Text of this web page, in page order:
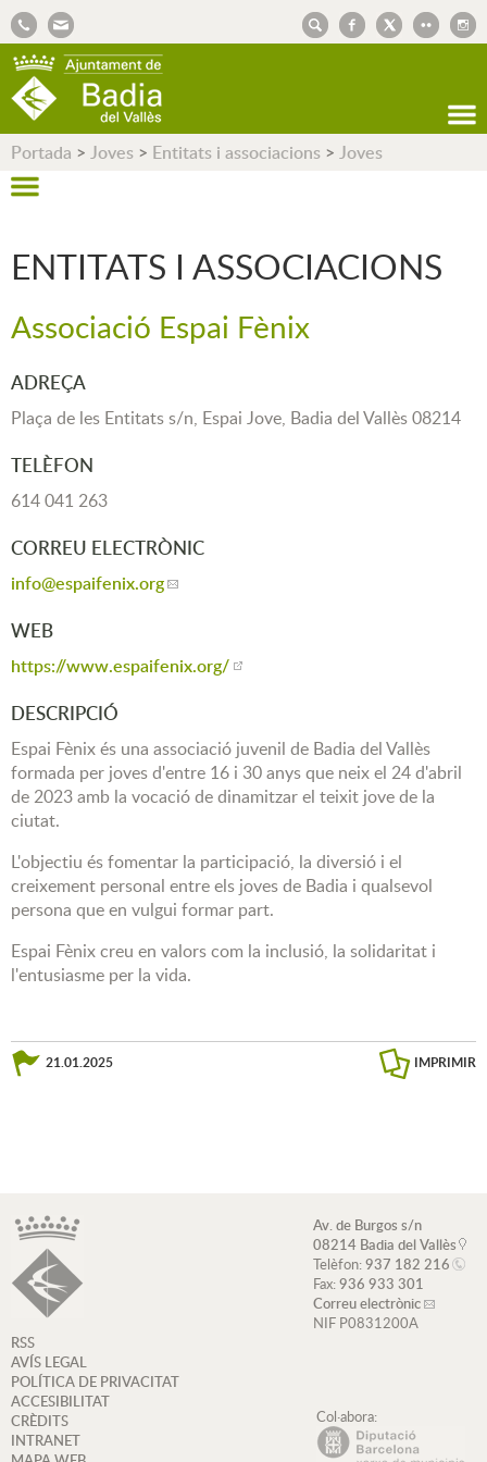
Portada > Joves > Entitats i associacions > Joves
ENTITATS I ASSOCIACIONS
Associació Espai Fènix
ADREÇA
Plaça de les Entitats s/n, Espai Jove, Badia del Vallès 08214
TELÈFON
614 041 263
CORREU ELECTRÒNIC
info@espaifenix.org
WEB
https://www.espaifenix.org/
DESCRIPCIÓ
Espai Fènix és una associació juvenil de Badia del Vallès
formada per joves d'entre 16 i 30 anys que neix el 24 d'abril
de 2023 amb la vocació de dinamitzar el teixit jove de la
ciutat.
L'objectiu és fomentar la participació, la diversió i el
creixement personal entre els joves de Badia i qualsevol
persona que en vulgui formar part.
Espai Fènix creu en valors com la inclusió, la solidaritat i
l'entusiasme per la vida.
21.01.2025 IMPRIMIR
Av. de Burgos s/n
08214 Badia del Vallès
Telèfon:937 182 216
Fax:936 933 301
Correu electrònic
NIF P0831200A
RSS
AVÍS LEGAL
POLÍTICA DE PRIVACITAT
ACCESIBILITAT
CRÈDITS
INTRANET
Col·abora: